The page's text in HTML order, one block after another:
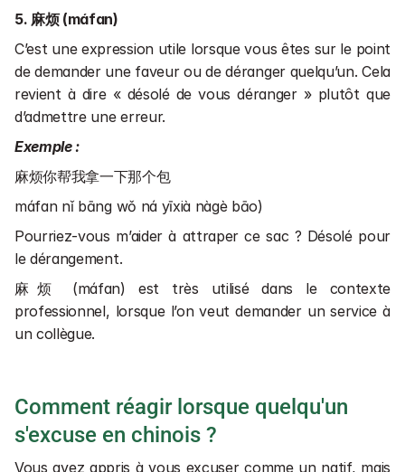
5. 麻烦 (máfan)
C’est une expression utile lorsque vous êtes sur le point
de demander une faveur ou de déranger quelqu’un. Cela
revient à dire « désolé de vous déranger » plutôt que
d’admettre une erreur.
Exemple :
麻烦你帮我拿一下那个包
máfan nǐ bāng wǒ ná yīxià nàgè bāo)
Pourriez-vous m’aider à attraper ce sac ? Désolé pour
le dérangement.
麻烦 (máfan) est très utilisé dans le contexte
professionnel, lorsque l’on veut demander un service à
un collègue.
Comment réagir lorsque quelqu'un
s'excuse en chinois ?
Vous avez appris à vous excuser comme un natif, mais